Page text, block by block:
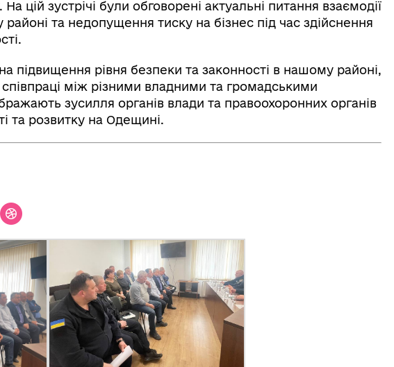
Радіаційний фон Електронна черга в ТЦК
цій зустрічі були обговорені актуальні питання взаємодії
районі та недопущення тиску на бізнес під час здійснення
підвищення рівня безпеки та законності в нашому районі,
між різними владними та громадськими
зусилля органів влади та правоохоронних органів
та розвитку на Одещині.